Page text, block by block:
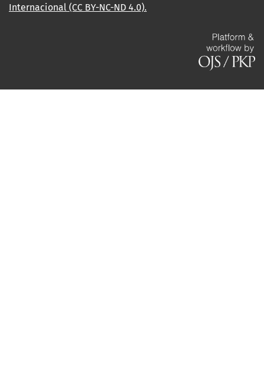
Internacional (CC BY-NC-ND 4.0).